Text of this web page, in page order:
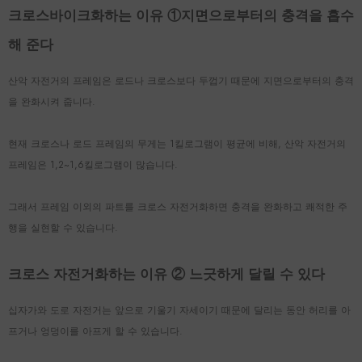
크로스바이크화하는 이유 ①지면으로부터의 충격을 흡수
해 준다
산악 자전거의 프레임은 로드나 크로스보다 두껍기 때문에 지면으로부터의 충격
을 완화시켜 줍니다.
현재 크로스나 로드 프레임의 무게는 1킬로그램이 평균에 비해, 산악 자전거의
프레임은 1,2~1,6킬로그램이 많습니다.
그래서 프레임 이외의 파트를 크로스 자전거화하면 충격을 완화하고 쾌적한 주
행을 실현할 수 있습니다.
크로스 자전거화하는 이유 ② 느긋하게 달릴 수 있다
십자가와 도로 자전거는 앞으로 기울기 자세이기 때문에 달리는 동안 허리를 아
프거나 엉덩이를 아프게 할 수 있습니다.